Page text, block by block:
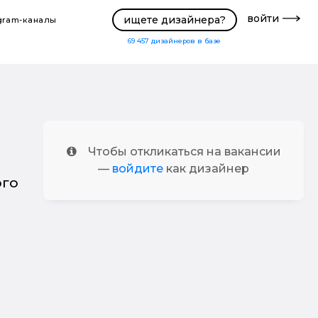
каналы ищете дизайнера?
69 457 дизайнеров в базе
войти
Чтобы откликаться на вакансии
— войдите как дизайнер